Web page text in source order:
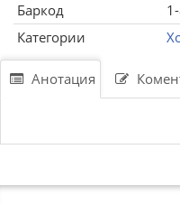
Баркод
Категории
Анотация